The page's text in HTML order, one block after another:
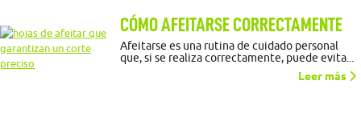
CÓMO AFEITARSE CORRECTAMENTE
Afeitarse es una rutina de cuidado personal
que, si se realiza correctamente, puede evita...
Leer más